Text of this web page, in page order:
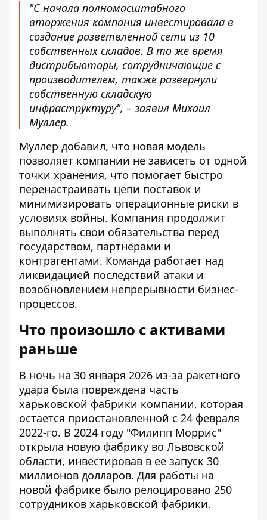
"С начала полномасштабного
вторжения компания инвестировала в
создание разветвленной сети из 10
собственных складов. В то же время
дистрибьюторы, сотрудничающие с
производителем, также развернули
собственную складскую
инфраструктуру", – заявил Михаил
Муллер.
Муллер добавил, что новая модель
позволяет компании не зависеть от одной
точки хранения, что помогает быстро
перенастраивать цепи поставок и
минимизировать операционные риски в
условиях войны. Компания продолжит
выполнять свои обязательства перед
государством, партнерами и
контрагентами. Команда работает над
ликвидацией последствий атаки и
возобновлением непрерывности бизнес-
процессов.
Что произошло с активами
раньше
В ночь на 30 января 2026 из-за ракетного
удара была повреждена часть
харьковской фабрики компании, которая
остается приостановленной с 24 февраля
2022-го. В 2024 году "Филипп Моррис"
открыла новую фабрику во Львовской
области, инвестировав в ее запуск 30
миллионов долларов. Для работы на
новой фабрике было релоцировано 250
сотрудников харьковской фабрики.